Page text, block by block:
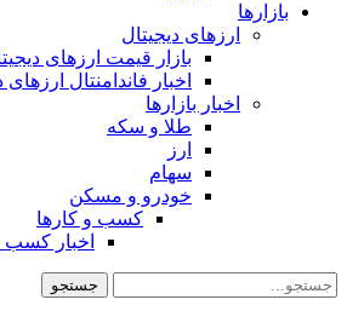
بازارها
ارزهای دیجیتال
بازار قیمت ارزهای
اخبار فاندامنتال ارزهای
اخبار بازارها
طلا و سکه
ارز
سهام
خودرو و مسکن
کسب و کارها
اخبار کسب